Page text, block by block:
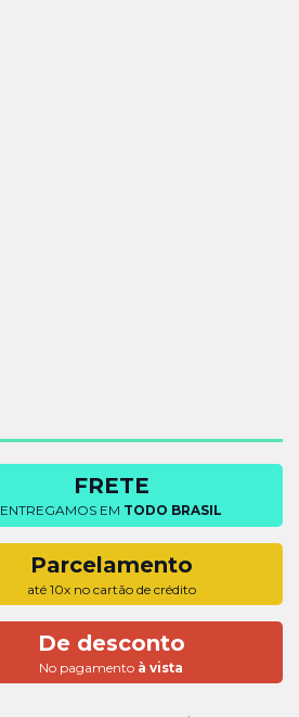
FRETE
ENTREGAMOS EM TODO BRASIL
Parcelamento
até 10x no cartão de crédito
De desconto
No pagamento à vista